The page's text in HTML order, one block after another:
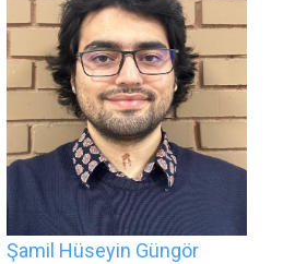
Şamil Hüseyin Güngör